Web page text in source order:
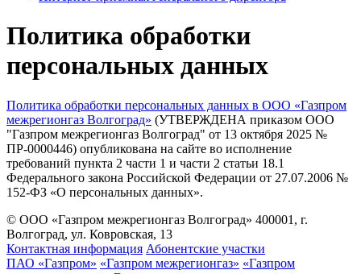
Политика обработки
персональных данных
Политика обработки персональных данных в ООО «Газпром
межрегионгаз Волгоград» (УТВЕРЖДЕНА приказом ООО
"Газпром межрегионгаз Волгоград" от 13 октября 2025 №
ПР-0000446) опубликована на сайте во исполнение
требований пункта 2 части 1 и части 2 статьи 18.1
Федерального закона Российской Федерации от 27.07.2006 №
152-ФЗ «О персональных данных».
© ООО «Газпром межрегионгаз Волгоград» 400001, г.
Волгоград, ул. Ковровская, 13
Контактная информация Абонентские участки
ПАО «Газпром» «Газпром межрегионгаз» «Газпром